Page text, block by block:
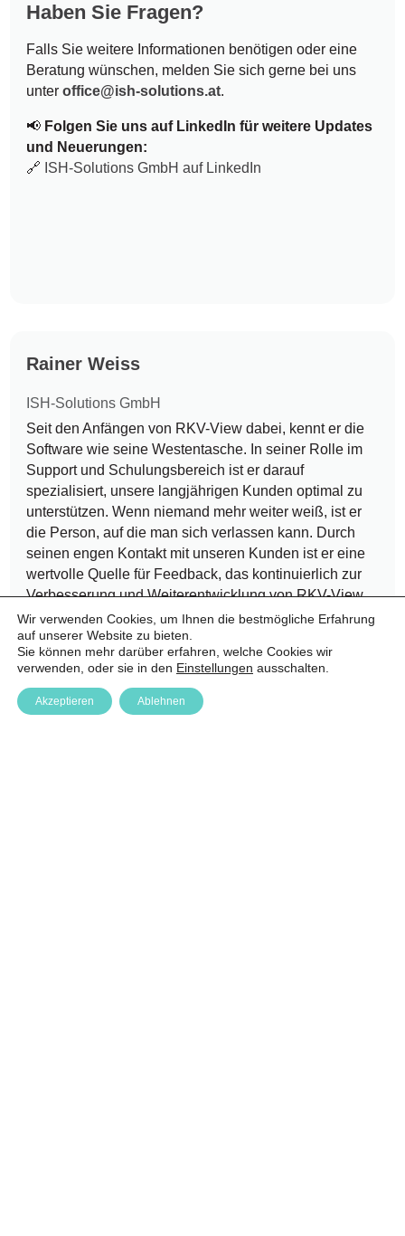
Haben Sie Fragen?
Falls Sie weitere Informationen benötigen oder eine
Beratung wünschen, melden Sie sich gerne bei uns
unteroffice@ish-solutions.at.
📢 Folgen Sie uns auf LinkedIn für weitere Updates
und Neuerungen:
🔗 ISH-Solutions GmbH auf LinkedIn
Rainer Weiss
ISH-Solutions GmbH
Seit den Anfängen von RKV-View dabei, kennt er die
Software wie seine Westentasche. In seiner Rolle im
Support und Schulungsbereich ist er darauf
spezialisiert, unsere langjährigen Kunden optimal zu
unterstützen. Wenn niemand mehr weiter weiß, ist er
die Person, auf die man sich verlassen kann. Durch
seinen engen Kontakt mit unseren Kunden ist er eine
wertvolle Quelle für Feedback, das kontinuierlich zur
Verbesserung und Weiterentwicklung von RKV-View
beiträgt.
Wir verwenden Cookies, um Ihnen die bestmögliche Erfahrung
auf unserer Website zu bieten.
Sie können mehr darüber erfahren, welche Cookies wir
verwenden, oder sie in den Einstellungen ausschalten.
Akzeptieren Ablehnen